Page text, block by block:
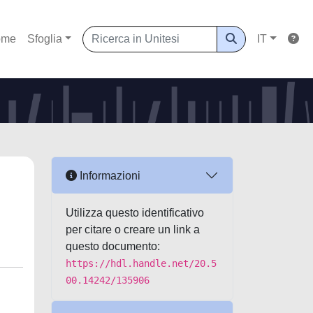
Sfoglia IT
Informazioni
Utilizza questo identificativo
per citare o creare un link a
questo documento:
https://hdl.handle.net/20.5
00.14242/135906